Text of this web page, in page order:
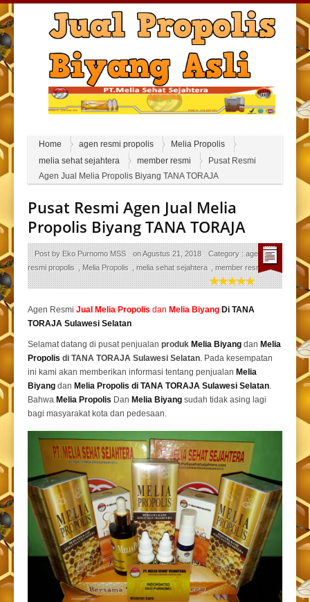
Home agen resmi propolis
Melia Propolis
melia sehat sejahtera
member resmi
Pusat Resmi
Agen Jual Melia Propolis Biyang TANA TORAJA
Pusat Resmi Agen Jual Melia
Propolis Biyang TANA TORAJA
Post byEko Purnomo MSS onAgustus 21, 2018 Category :agen
resmi propolis ,Melia Propolis ,melia sehat sejahtera ,member resmi
Agen Resmi Jual Melia Propolis dan Melia Biyang Di TANA
TORAJA Sulawesi Selatan
Selamat datang di pusat penjualan produk Melia Biyang dan Melia
Propolis di TANA TORAJA Sulawesi Selatan. Pada kesempatan
ini kami akan memberikan informasi tentang penjualan Melia
Biyang dan Melia Propolis di TANA TORAJA Sulawesi Selatan.
Bahwa Melia Propolis Dan Melia Biyang sudah tidak asing lagi
bagi masyarakat kota dan pedesaan.